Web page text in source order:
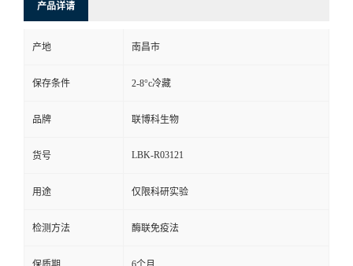
产品详请
产地 南昌市
保存条件 2-8°c冷藏
品牌 联博科生物
货号 LBK-R03121
用途 仅限科研实验
检测方法 酶联免疫法